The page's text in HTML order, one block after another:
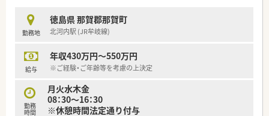
■永年勤続表彰として、15年及び25年勤務者を対象として表彰
しています。
現在、従業員の満足度を上げるため有給休暇取得推進や残業を
■在宅件数やかかりつけ薬剤師などの取り組み強化に取り組ん
でいます。
＜こんな方にもオススメ＞
■地元企業で腰を据えて働きたい方
■経営の安定性を重視したい方
勤務地
徳島県 那賀郡那賀町
北河内駅 (JR牟岐線)
給与
年収430万円～550万円
※ご経験・ご年齢等を考慮の上決定
勤務
時間
月火水木金
08：30～16：30
※休憩時間法定通り付与